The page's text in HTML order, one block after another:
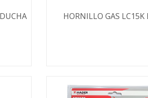
HORNILLO GAS